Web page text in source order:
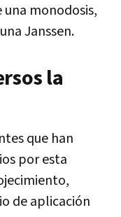
una monodosis,
Janssen.
la
que han
por esta
de aplicación